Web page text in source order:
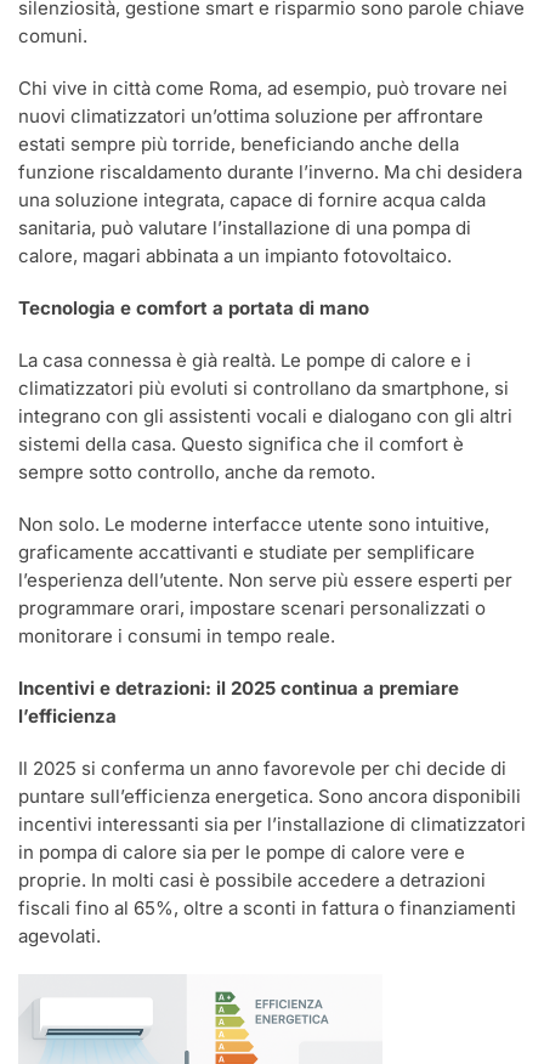
silenziosità, gestione smart e risparmio sono parole chiave
comuni.
Chi vive in città come Roma, ad esempio, può trovare nei
nuovi climatizzatori un’ottima soluzione per affrontare
estati sempre più torride, beneficiando anche della
funzione riscaldamento durante l’inverno. Ma chi desidera
una soluzione integrata, capace di fornire acqua calda
sanitaria, può valutare l’installazione di una pompa di
calore, magari abbinata a un impianto fotovoltaico.
Tecnologia e comfort a portata di mano
La casa connessa è già realtà. Le pompe di calore e i
climatizzatori più evoluti si controllano da smartphone, si
integrano con gli assistenti vocali e dialogano con gli altri
sistemi della casa. Questo significa che il comfort è
sempre sotto controllo, anche da remoto.
Non solo. Le moderne interfacce utente sono intuitive,
graficamente accattivanti e studiate per semplificare
l’esperienza dell’utente. Non serve più essere esperti per
programmare orari, impostare scenari personalizzati o
monitorare i consumi in tempo reale.
Incentivi e detrazioni: il 2025 continua a premiare
l’efficienza
Il 2025 si conferma un anno favorevole per chi decide di
puntare sull’efficienza energetica. Sono ancora disponibili
incentivi interessanti sia per l’installazione di climatizzatori
in pompa di calore sia per le pompe di calore vere e
proprie. In molti casi è possibile accedere a detrazioni
fiscali fino al 65%, oltre a sconti in fattura o finanziamenti
agevolati.